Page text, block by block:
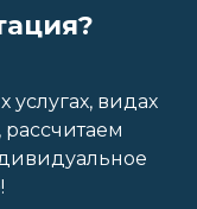
видах
рассчитаем